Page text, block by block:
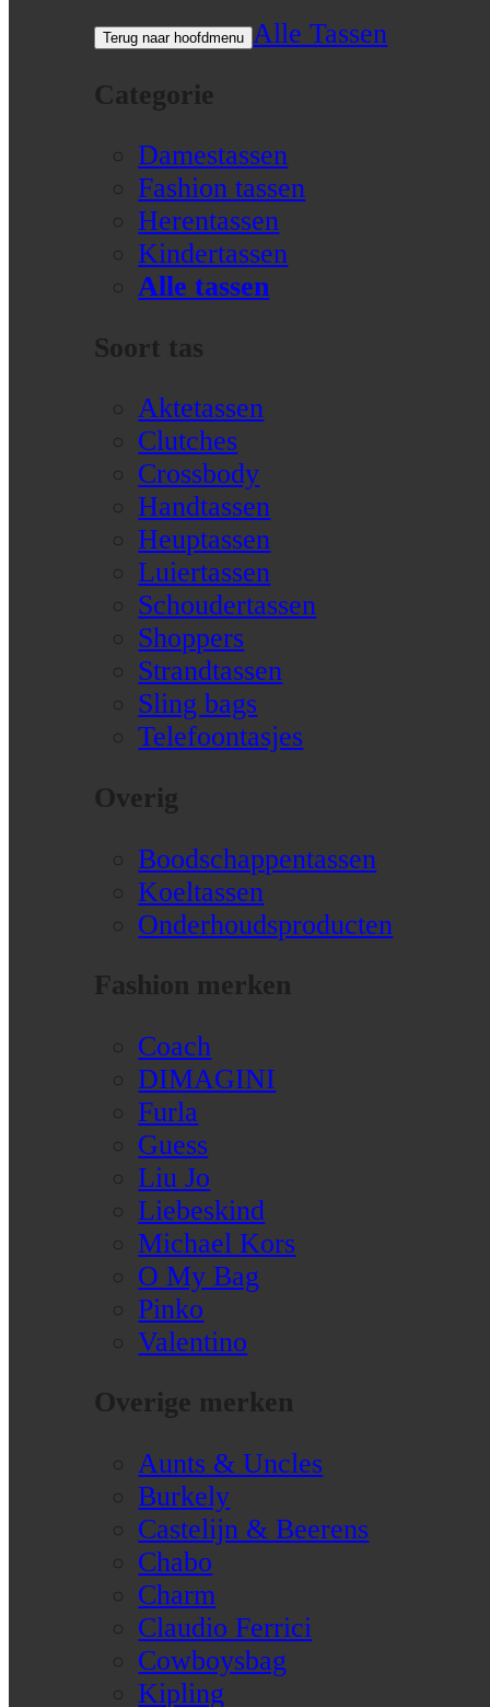
Terug naar hoofdmenu Alle Tassen
Categorie
Damestassen
Fashion tassen
Herentassen
Kindertassen
Alle tassen
Soort tas
Aktetassen
Clutches
Crossbody
Handtassen
Heuptassen
Luiertassen
Schoudertassen
Shoppers
Strandtassen
Sling bags
Telefoontasjes
Overig
Boodschappentassen
Koeltassen
Onderhoudsproducten
Fashion merken
Coach
DIMAGINI
Furla
Guess
Liu Jo
Liebeskind
Michael Kors
O My Bag
Pinko
Valentino
Overige merken
Aunts & Uncles
Burkely
Castelijn & Beerens
Chabo
Charm
Claudio Ferrici
Cowboysbag
Kipling